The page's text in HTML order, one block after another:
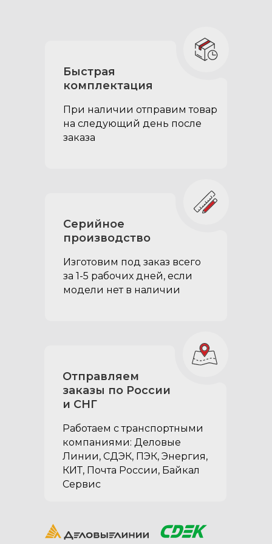
Петли боковых крышек
открывания на 175°:
обеспечивают более
комфортную эксплуатацию
органайзера; больший
градус открытия позволяет
максимально задействовать
объем под боковыми
крышками
Фиксатор для ящика:
открытом положении
Быстрая
комплектация
Отправляем
заказы по России
и СНГ
Серийное
производство
При наличии отправим товар
на следующий день после
заказа
Работаем с транспортными
компаниями: Деловые
Линии, СДЭК, ПЭК, Энергия,
КИТ, Почта России, Байкал
Сервис
Изготовим под заказ всего
за 1-5 рабочих дней, если
модели нет в наличии